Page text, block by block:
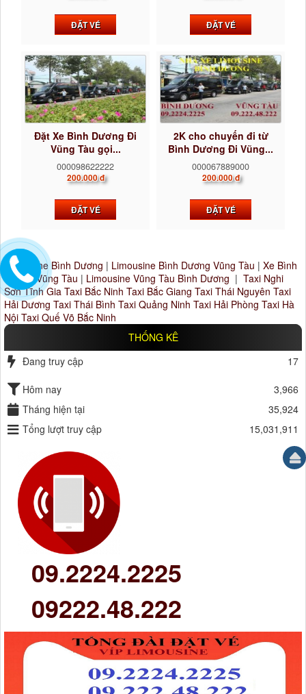
ĐẶT VÉ ĐẶT VÉ
Đặt Xe Bình Dương Đi
Vũng Tàu gọi...
000098622222
200.000 đ
ĐẶT VÉ
2K cho chuyến đi từ
Bình Dương Đi Vũng...
000067889000
200.000 đ
ĐẶT VÉ
Limousine Bình Dương | Limousine Bình Dương Vũng Tàu | Xe Bình
Dương Vũng Tàu | Limousine Vũng Tàu Bình Dương | Taxi Nghi
Sơn Tĩnh Gia Taxi Bắc Ninh Taxi Bắc Giang Taxi Thái Nguyên Taxi
Hải Dương Taxi Thái Bình Taxi Quảng Ninh Taxi Hải Phòng Taxi Hà
Nội Taxi Quế Võ Bắc Ninh
THỐNG KÊ
Đang truy cập
17
Hôm nay
3,966
Tháng hiện tại
35,924
Tổng lượt truy cập
15,031,911
09.2224.2225
09222.48.222